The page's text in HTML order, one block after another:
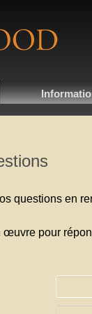
questions en
œuvre pour